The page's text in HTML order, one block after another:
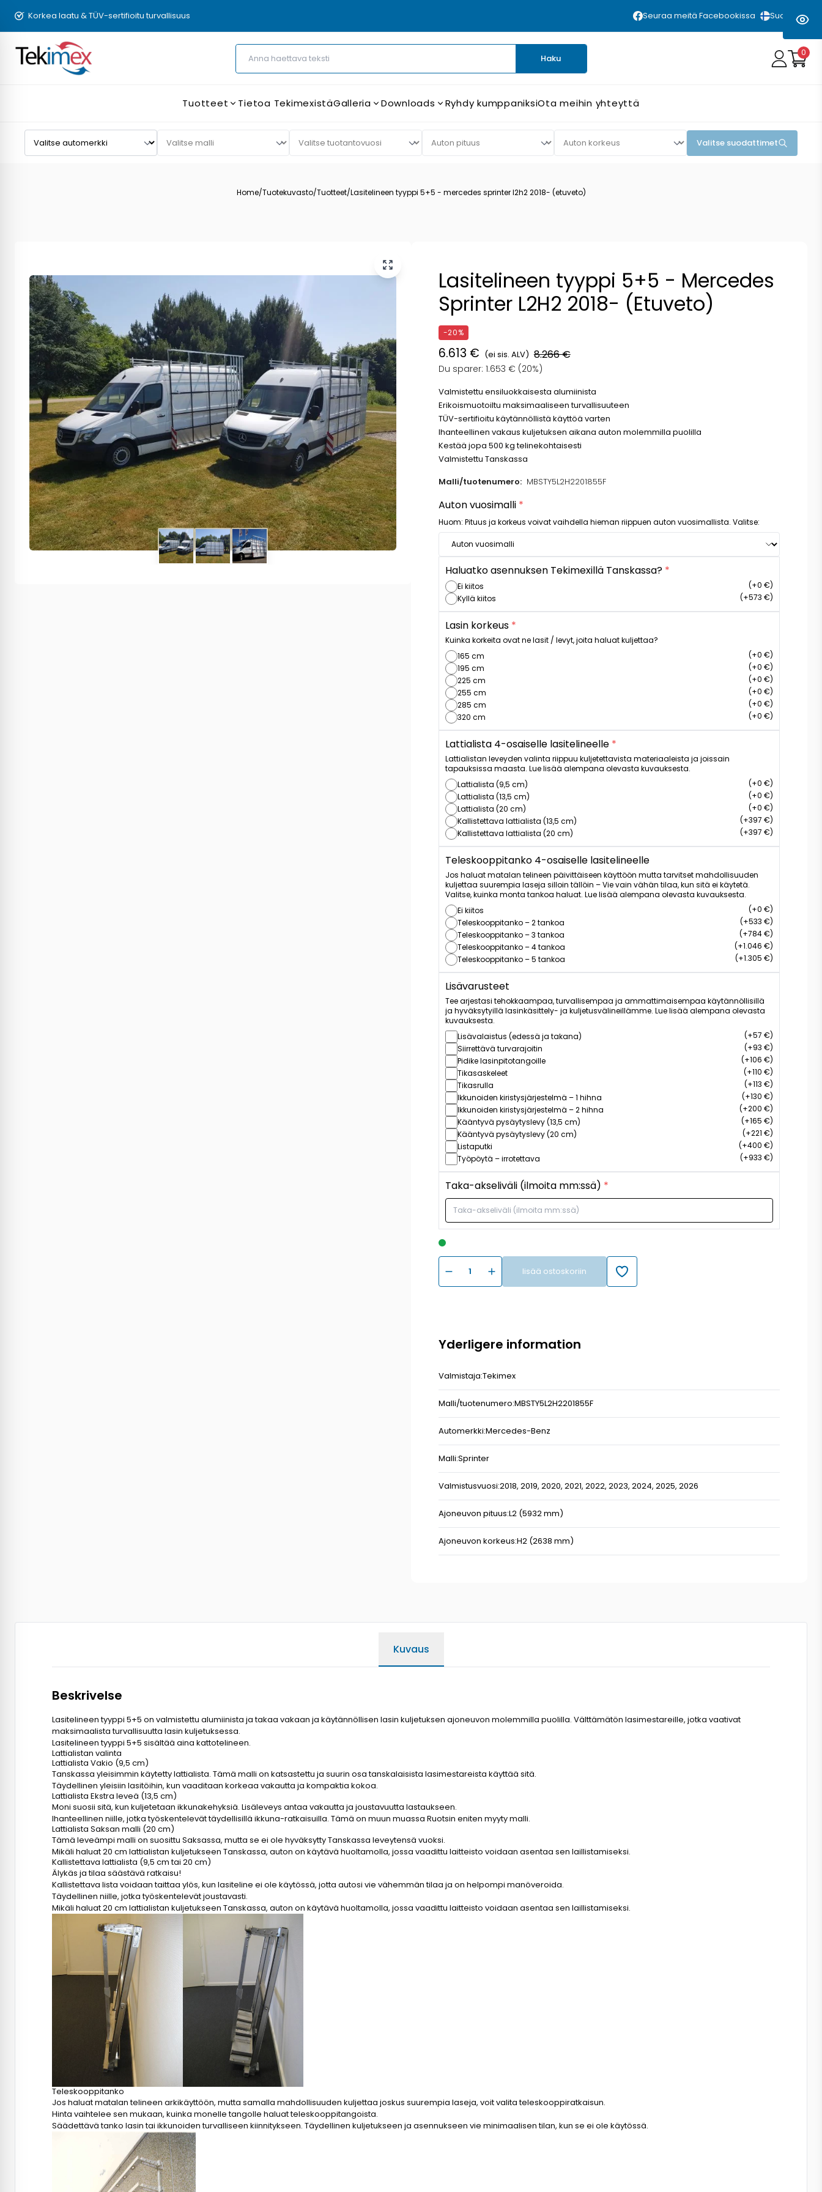
Korkea laatu & TÜV-sertifioitu turvallisuus Seuraa meitä Facebookissa Suomi
Haku 0
Tuotteet Tietoa TekimexistäGalleria Downloads Ryhdy kumppaniksiOta meihin yhteyttä
Valitse suodattimet
Home/Tuotekuvasto/Tuotteet/Lasitelineen tyyppi 5+5 - mercedes sprinter l2h2 2018- (etuveto)
Lasitelineen tyyppi 5+5 - Mercedes
Sprinter L2H2 2018- (Etuveto)
-20%
6.613 € (ei sis. ALV) 8.266 €
Du sparer: 1.653 € (20%)
Valmistettu ensiluokkaisesta alumiinista
Erikoismuotoiltu maksimaaliseen turvallisuuteen
TÜV-sertifioitu käytännöllistä käyttöä varten
Ihanteellinen vakaus kuljetuksen aikana auton molemmilla puolilla
Kestää jopa 500 kg telinekohtaisesti
Valmistettu Tanskassa
Malli/tuotenumero: MBSTY5L2H2201855F
Auton vuosimalli *
Huom: Pituus ja korkeus voivat vaihdella hieman riippuen auton vuosimallista. Valitse:
Haluatko asennuksen Tekimexillä Tanskassa? *
Ei kiitos
(+0 €)
Kyllä kiitos
(+573 €)
Lasin korkeus *
Kuinka korkeita ovat ne lasit / levyt, joita haluat kuljettaa?
165 cm
(+0 €)
195 cm
(+0 €)
225 cm
(+0 €)
255 cm
(+0 €)
285 cm
(+0 €)
320 cm
(+0 €)
Lattialista 4-osaiselle lasitelineelle *
Lattialistan leveyden valinta riippuu kuljetettavista materiaaleista ja joissain
tapauksissa maasta. Lue lisää alempana olevasta kuvauksesta.
Lattialista (9,5 cm)
(+0 €)
Lattialista (13,5 cm)
(+0 €)
Lattialista (20 cm)
(+0 €)
Kallistettava lattialista (13,5 cm)
(+397 €)
Kallistettava lattialista (20 cm)
(+397 €)
Teleskooppitanko 4-osaiselle lasitelineelle
Jos haluat matalan telineen päivittäiseen käyttöön mutta tarvitset mahdollisuuden
kuljettaa suurempia laseja silloin tällöin – Vie vain vähän tilaa, kun sitä ei käytetä.
Valitse, kuinka monta tankoa haluat. Lue lisää alempana olevasta kuvauksesta.
Ei kiitos
(+0 €)
Teleskooppitanko – 2 tankoa
(+533 €)
Teleskooppitanko – 3 tankoa
(+784 €)
Teleskooppitanko – 4 tankoa
(+1.046 €)
Teleskooppitanko – 5 tankoa
(+1.305 €)
Lisävarusteet
Tee arjestasi tehokkaampaa, turvallisempaa ja ammattimaisempaa käytännöllisillä
ja hyväksytyillä lasinkäsittely- ja kuljetusvälineillämme. Lue lisää alempana olevasta
kuvauksesta.
Lisävalaistus (edessä ja takana)
(+57 €)
Siirrettävä turvarajoitin
(+93 €)
Pidike lasinpitotangoille
(+106 €)
Tikasaskeleet
(+110 €)
Tikasrulla
(+113 €)
Ikkunoiden kiristysjärjestelmä – 1 hihna
(+130 €)
Ikkunoiden kiristysjärjestelmä – 2 hihna
(+200 €)
Kääntyvä pysäytyslevy (13,5 cm)
(+165 €)
Kääntyvä pysäytyslevy (20 cm)
(+221 €)
Listaputki
(+400 €)
Työpöytä – irrotettava
(+933 €)
Taka-akseliväli (ilmoita mm:ssä) *
lisää ostoskoriin
Yderligere information
Valmistaja:Tekimex
Malli/tuotenumero:MBSTY5L2H2201855F
Automerkki:Mercedes-Benz
Malli:Sprinter
Valmistusvuosi:2018, 2019, 2020, 2021, 2022, 2023, 2024, 2025, 2026
Ajoneuvon pituus:L2 (5932 mm)
Ajoneuvon korkeus:H2 (2638 mm)
Kuvaus
Beskrivelse
Lasitelineen tyyppi 5+5 on valmistettu alumiinista ja takaa vakaan ja käytännöllisen lasin kuljetuksen ajoneuvon molemmilla puolilla. Välttämätön lasimestareille, jotka vaativat
maksimaalista turvallisuutta lasin kuljetuksessa.
Lasitelineen tyyppi 5+5 sisältää aina kattotelineen.
Lattialistan valinta
Lattialista Vakio (9,5 cm)
Tanskassa yleisimmin käytetty lattialista. Tämä malli on katsastettu ja suurin osa tanskalaisista lasimestareista käyttää sitä.
Täydellinen yleisiin lasitöihin, kun vaaditaan korkeaa vakautta ja kompaktia kokoa.
Lattialista Ekstra leveä (13,5 cm)
Moni suosii sitä, kun kuljetetaan ikkunakehyksiä. Lisäleveys antaa vakautta ja joustavuutta lastaukseen.
Ihanteellinen niille, jotka työskentelevät täydellisillä ikkuna-ratkaisuilla. Tämä on muun muassa Ruotsin eniten myyty malli.
Lattialista Saksan malli (20 cm)
Tämä leveämpi malli on suosittu Saksassa, mutta se ei ole hyväksytty Tanskassa leveytensä vuoksi.
Mikäli haluat 20 cm lattialistan kuljetukseen Tanskassa, auton on käytävä huoltamolla, jossa vaadittu laitteisto voidaan asentaa sen laillistamiseksi.
Kallistettava lattialista (9,5 cm tai 20 cm)
Älykäs ja tilaa säästävä ratkaisu!
Kallistettava lista voidaan taittaa ylös, kun lasiteline ei ole käytössä, jotta autosi vie vähemmän tilaa ja on helpompi manöveroida.
Täydellinen niille, jotka työskentelevät joustavasti.
Mikäli haluat 20 cm lattialistan kuljetukseen Tanskassa, auton on käytävä huoltamolla, jossa vaadittu laitteisto voidaan asentaa sen laillistamiseksi.
Teleskooppitanko
Jos haluat matalan telineen arkikäyttöön, mutta samalla mahdollisuuden kuljettaa joskus suurempia laseja, voit valita teleskooppiratkaisun.
Hinta vaihtelee sen mukaan, kuinka monelle tangolle haluat teleskooppitangoista.
Säädettävä tanko lasin tai ikkunoiden turvalliseen kiinnitykseen. Täydellinen kuljetukseen ja asennukseen vie minimaalisen tilan, kun se ei ole käytössä.